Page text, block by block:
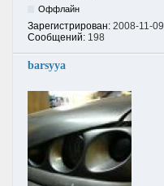
Оффлайн
Зарегистрирован: 2008-11-09
Сообщений: 198
barsyya